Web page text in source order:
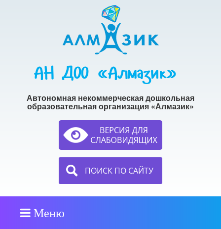
АН ДОО «Алмазик»
Автономная некоммерческая дошкольная
образовательная организация «Алмазик»
ПОИСК ПО САЙТУ
Меню